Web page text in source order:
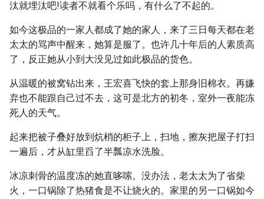
汰就埋汰吧!读者不就看个乐吗，有什么了不起的。
如今这极品的一家人都成了她的家人，来了三日每天都在老
太太的骂声中醒来，她算是服了。也许几十年后的人素质高
了，反正她从小到大没见过如此极品的货色。
从温暖的被窝钻出来，王宏喜飞快的套上那身旧棉衣。再嫌
弃也不能跟自己过不去，这可是北方的初冬，室外一夜能冻
死人的天气。
起来把被子叠好放到炕梢的柜子上，扫地，擦灰把屋子打扫
一遍后，才从缸里舀了半瓢凉水洗脸。
冰凉刺骨的温度冻的她直哆嗦。没办法，老太太为了省柴
火，一口锅除了热猪食是不让烧火的。家里的另一口锅如今